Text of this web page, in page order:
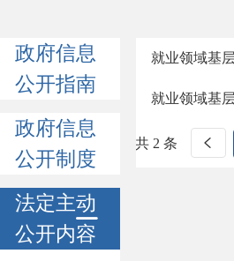
政府信息
公开指南
政府信息
公开制度
法定主动
公开内容
就业领域基
就业领域基
共 2 条